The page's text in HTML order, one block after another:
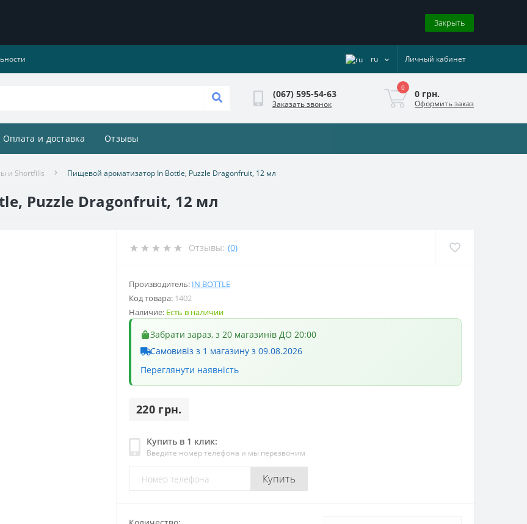
Закрыть
ru Личный кабинет
(067) 595-54-63
Заказать звонок
0
0 грн.
Оформить заказ
Оплата и доставка Отзывы
и Shortfills Пищевой ароматизатор In Bottle, Puzzle Dragonfruit, 12 мл
Puzzle Dragonfruit, 12 мл
Отзывы: (0)
Производитель: IN BOTTLE
Код товара: 1402
Наличие: Есть в наличии
Забрати зараз, з 20 магазинів ДО 20:00
Самовивіз з 1 магазину з 09.08.2026
Переглянути наявність
220 грн.
Купить в 1 клик:
Введите номер телефона и мы перезвоним
Купить